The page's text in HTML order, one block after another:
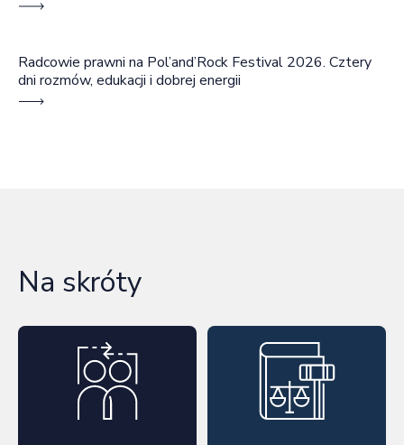
Radcowie prawni na Pol’and’Rock Festival 2026. Cztery
dni rozmów, edukacji i dobrej energii
Na skróty